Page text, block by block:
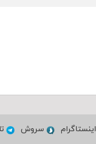
اینستاگرام سروش